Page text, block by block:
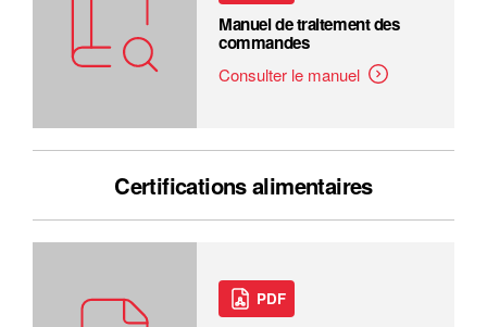
Manuel de traitement des
commandes
Consulter le manuel
Certifications alimentaires
PDF